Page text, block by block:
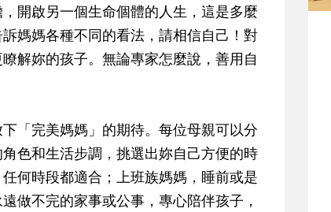
開啟另一個生命個體的人生，這是多麼
媽媽各種不同的看法，請相信自己！對
解妳的孩子。無論專家怎麼說，善用自
「完美媽媽」的期待。每位母親可以分
色和生活步調，挑選出妳自己方便的時
何時段都適合；上班族媽媽，睡前或是
做不完的家事或公事，專心陪伴孩子，